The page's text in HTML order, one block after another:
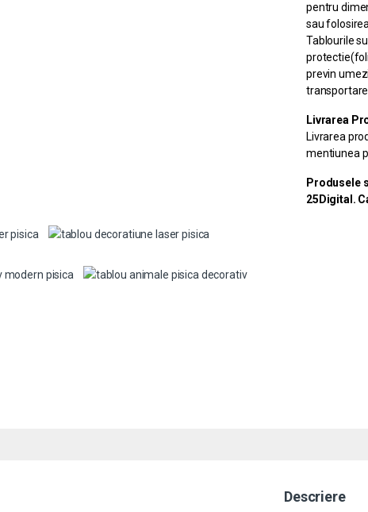
pentru
sau
Tablourile
previn
Livrarea
Livrarea
mentiunea
Produsele
25Digital.
Descriere